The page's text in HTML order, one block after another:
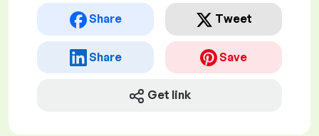
Share Tweet
Share Save
Get link